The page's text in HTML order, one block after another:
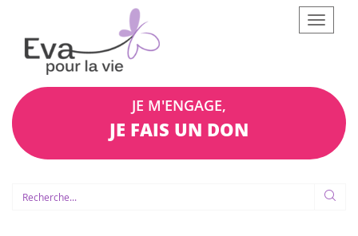
Afficher
le
JE M'ENGAGE,
JE FAIS UN DON